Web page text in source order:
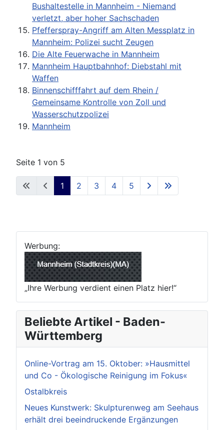
Bushaltestelle in Mannheim - Niemand
verletzt, aber hoher Sachschaden
Pfefferspray-Angriff am Alten Messplatz in
Mannheim: Polizei sucht Zeugen
Die Alte Feuerwache in Mannheim
Mannheim Hauptbahnhof: Diebstahl mit
Waffen
Binnenschifffahrt auf dem Rhein /
Gemeinsame Kontrolle von Zoll und
Wasserschutzpolizei
Mannheim
Seite 1 von 5
1 2 3 4 5
Werbung:
„Ihre Werbung verdient einen Platz hier!“
Beliebte Artikel - Baden-
Württemberg
Online-Vortrag am 15. Oktober: »Hausmittel
und Co - Ökologische Reinigung im Fokus«
Ostalbkreis
Neues Kunstwerk: Skulpturenweg am Seehaus
erhält drei beeindruckende Ergänzungen